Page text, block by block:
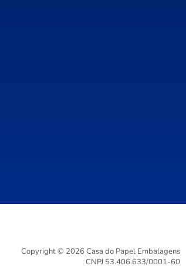
Copyright © 2026 Casa do Papel Embalagens
CNPJ 53.406.633/0001-60